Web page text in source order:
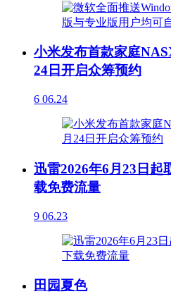
小米发布首款家庭
24日开启众筹预约
6 06.24
迅雷2026年6月23日起
载免费流量
9 06.23
田园夏色